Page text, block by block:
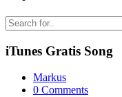
iTunes Gratis Song
Markus
0 Comments